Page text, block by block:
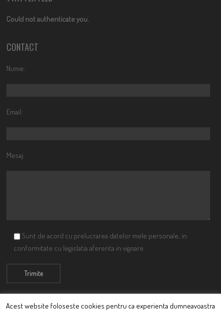
Could not authenticate you.
CONTACT
Nume:
Email:
Mesaj:
Sunt de acord cu prelucrarea datelor mele personale, in
conformitate cu legislatia aferenta in vigoare
Acest website foloseste cookies pentru ca experienta dumneavoastra